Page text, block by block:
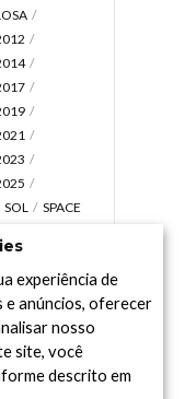
SOL
SPACE
experiência de
e anúncios, oferecer
nosso
site, você
descrito em